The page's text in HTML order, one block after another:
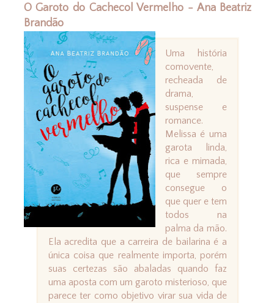
O Garoto do Cachecol Vermelho - Ana Beatriz
Brandão
Uma história
comovente,
recheada de
drama,
suspense e
romance.
Melissa é uma
garota linda,
rica e mimada,
que sempre
consegue o
que quer e tem
todos na
palma da mão.
Ela acredita que a carreira de bailarina é a
única coisa que realmente importa, porém
suas certezas são abaladas quando faz
uma aposta com um garoto misterioso, que
parece ter como objetivo virar sua vida de